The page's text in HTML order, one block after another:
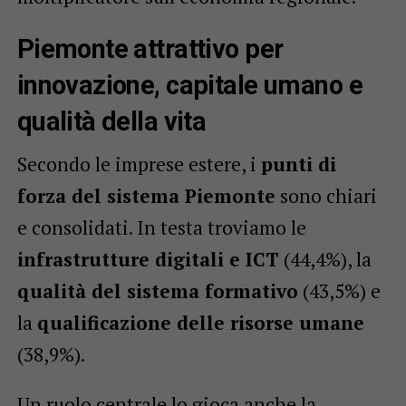
Piemonte attrattivo per
innovazione, capitale umano e
qualità della vita
Secondo le imprese estere, i punti di
forza del sistema Piemonte sono chiari
e consolidati. In testa troviamo le
infrastrutture digitali e ICT (44,4%), la
qualità del sistema formativo (43,5%) e
la qualificazione delle risorse umane
(38,9%).